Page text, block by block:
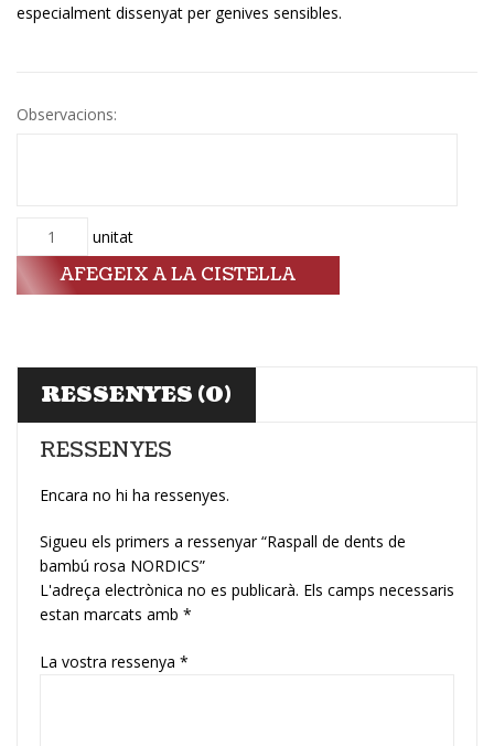
especialment dissenyat per genives sensibles.
Observacions:
Quantitat unitat
AFEGEIX A LA CISTELLA
RESSENYES (0)
RESSENYES
Encara no hi ha ressenyes.
Sigueu els primers a ressenyar “Raspall de dents de
bambú rosa NORDICS”
L'adreça electrònica no es publicarà. Els camps necessaris
estan marcats amb *
La vostra ressenya *